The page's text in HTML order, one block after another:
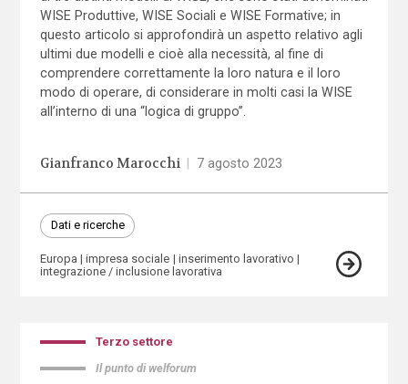
WISE Produttive, WISE Sociali e WISE Formative; in
questo articolo si approfondirà un aspetto relativo agli
ultimi due modelli e cioè alla necessità, al fine di
comprendere correttamente la loro natura e il loro
modo di operare, di considerare in molti casi la WISE
all’interno di una “logica di gruppo”.
Gianfranco Marocchi | 7 agosto 2023
Dati e ricerche
Europa impresa sociale
inserimento lavorativo
integrazione / inclusione lavorativa
Terzo settore
Il punto di welforum